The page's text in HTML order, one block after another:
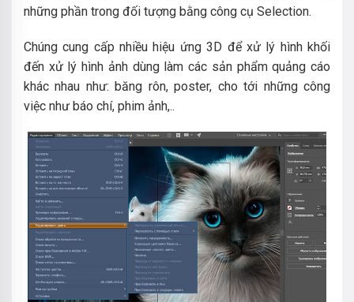
những phần trong đối tượng bằng công cụ Selection.
Chúng cung cấp nhiều hiệu ứng 3D để xử lý hình khối
đến xử lý hình ảnh dùng làm các sản phẩm quảng cáo
khác nhau như: băng rôn, poster, cho tới những công
việc như báo chí, phim ảnh,..